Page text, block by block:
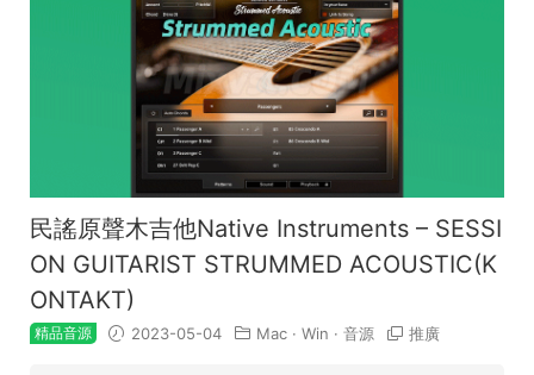
民謠原聲木吉他Native Instruments – SESSI
ON GUITARIST STRUMMED ACOUSTIC(K
ONTAKT)
精品音源 2023-05-04 Mac · Win · 音源 推廣